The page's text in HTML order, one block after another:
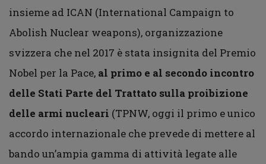
insieme ad ICAN (International Campaign to
Abolish Nuclear weapons), organizzazione
svizzera che nel 2017 è stata insignita del Premio
Nobel per la Pace, al primo e al secondo incontro
delle Stati Parte del Trattato sulla proibizione
delle armi nucleari (TPNW, oggi il primo e unico
accordo internazionale che prevede di mettere al
bando un’ampia gamma di attività legate alle